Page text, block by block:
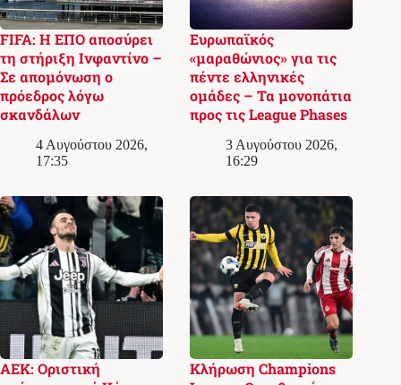
FIFA: Η ΕΠΟ αποσύρει
τη στήριξη Ινφαντίνο –
Σε απομόνωση ο
πρόεδρος λόγω
σκανδάλων
4 Αυγούστου 2026,
17:35
Ευρωπαϊκός
«μαραθώνιος» για τις
πέντε ελληνικές
ομάδες – Τα μονοπάτια
προς τις League Phases
3 Αυγούστου 2026,
16:29
ΑΕΚ: Οριστική
Κλήρωση Champions